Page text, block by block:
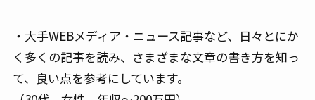
・大手WEBメディア・ニュース記事など、日々とにか
く多くの記事を読み、さまざまな文章の書き方を知っ
て、良い点を参考にしています。